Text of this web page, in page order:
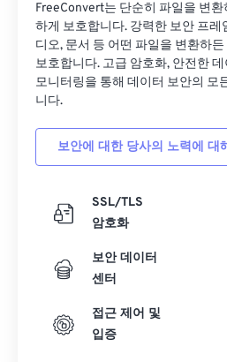
FreeConvert는 단순히 파일을 변
하게 보호합니다. 강력한 보안 프레
디오, 문서 등 어떤 파일을 변환하
보호합니다. 고급 암호화, 안전한
모니터링을 통해 데이터 보안의 모
니다.
보안에 대한 당사의 노력에 대
SSL/TLS
암호화
보안 데이터
센터
접근 제어 및
입증